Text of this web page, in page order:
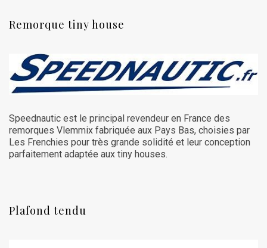
Remorque tiny house
Speednautic est le principal revendeur en France des
remorques Vlemmix fabriquée aux Pays Bas, choisies par
Les Frenchies pour très grande solidité et leur conception
parfaitement adaptée aux tiny houses.
Plafond tendu